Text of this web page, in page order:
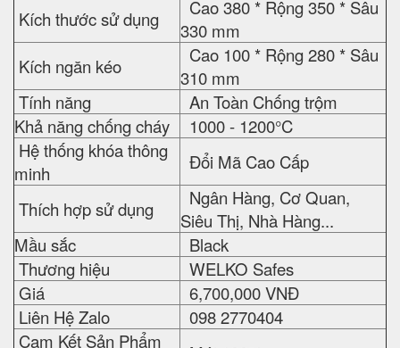
Kích thước sử dụng
Cao 380 * Rộng 350 * Sâu
330 mm
Kích ngăn kéo
Cao 100 * Rộng 280 * Sâu
310 mm
Tính năng
An Toàn Chống trộm
Khả năng chống cháy
1000 - 1200°C
Hệ thống khóa thông
minh
Đổi Mã Cao Cấp
Thích hợp sử dụng
Ngân Hàng, Cơ Quan,
Siêu Thị, Nhà Hàng...
Mầu sắc
Black
Thương hiệu
WELKO Safes
Giá
6,700,000 VNĐ
Liên Hệ Zalo
098 2770404
Cam Kết Sản Phẩm